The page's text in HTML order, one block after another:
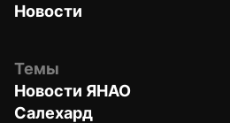
Новости
Темы
Новости ЯНАО
Салехард